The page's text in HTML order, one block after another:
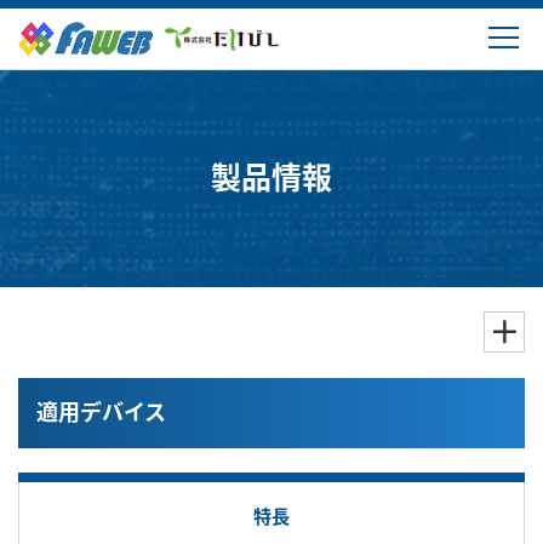
ダウンロード
ログイン・新規登録
製品情報
適用デバイス
特長